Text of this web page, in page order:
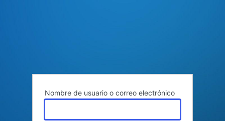
Nombre de usuario o correo electrónico